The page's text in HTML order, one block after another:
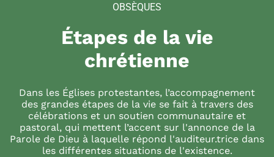
OBSÈQUES
Étapes de la vie
chrétienne
Dans les Églises protestantes, l’accompagnement
des grandes étapes de la vie se fait à travers des
célébrations et un soutien communautaire et
pastoral, qui mettent l’accent sur l'annonce de la
Parole de Dieu à laquelle répond l'auditeur.trice dans
les différentes situations de l'existence.